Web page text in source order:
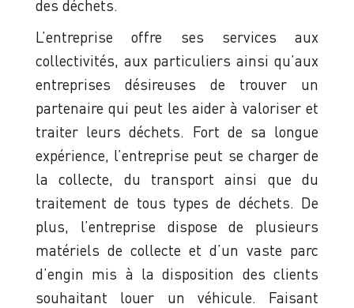
des déchets.
L’entreprise offre ses services aux
collectivités, aux particuliers ainsi qu’aux
entreprises désireuses de trouver un
partenaire qui peut les aider à valoriser et
traiter leurs déchets. Fort de sa longue
expérience, l’entreprise peut se charger de
la collecte, du transport ainsi que du
traitement de tous types de déchets. De
plus, l’entreprise dispose de plusieurs
matériels de collecte et d’un vaste parc
d’engin mis à la disposition des clients
souhaitant louer un véhicule. Faisant